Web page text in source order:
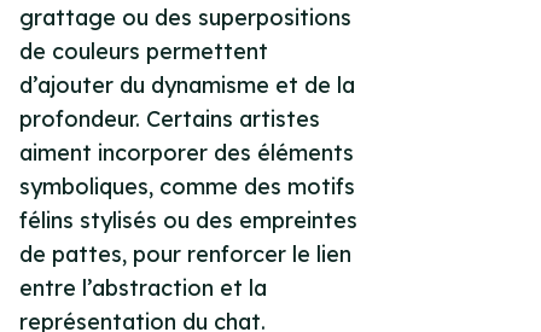
grattage ou des superpositions
de couleurs permettent
d’ajouter du dynamisme et de la
profondeur. Certains artistes
aiment incorporer des éléments
symboliques, comme des motifs
félins stylisés ou des empreintes
de pattes, pour renforcer le lien
entre l’abstraction et la
représentation du chat.